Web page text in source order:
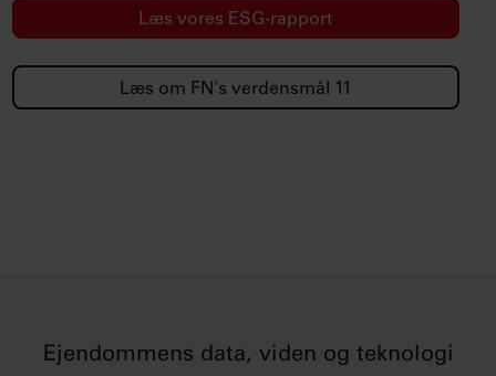
Læs vores ESG-rapport
Læs om FN's verdensmål 11
Ejendommens data, viden og teknologi